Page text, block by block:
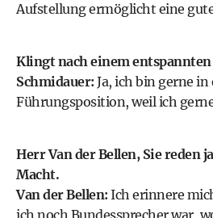
Aufstellung ermöglicht eine
Klingt nach einem
Schmidauer: Ja, ich bin gerne in
Führungsposition, weil ich
Herr Van der Bellen, Sie reden
Macht.
Van der Bellen: Ich erinnere
ich noch Bundessprecher war,